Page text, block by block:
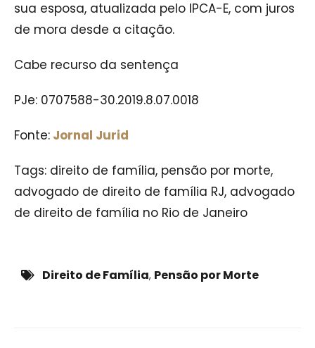
sua esposa, atualizada pelo IPCA-E, com juros
de mora desde a citação.
Cabe recurso da sentença
PJe: 0707588-30.2019.8.07.0018
Fonte: Jornal Jurid
Tags: direito de família, pensão por morte,
advogado de direito de família RJ, advogado
de direito de família no Rio de Janeiro
Direito de Família, Pensão por Morte